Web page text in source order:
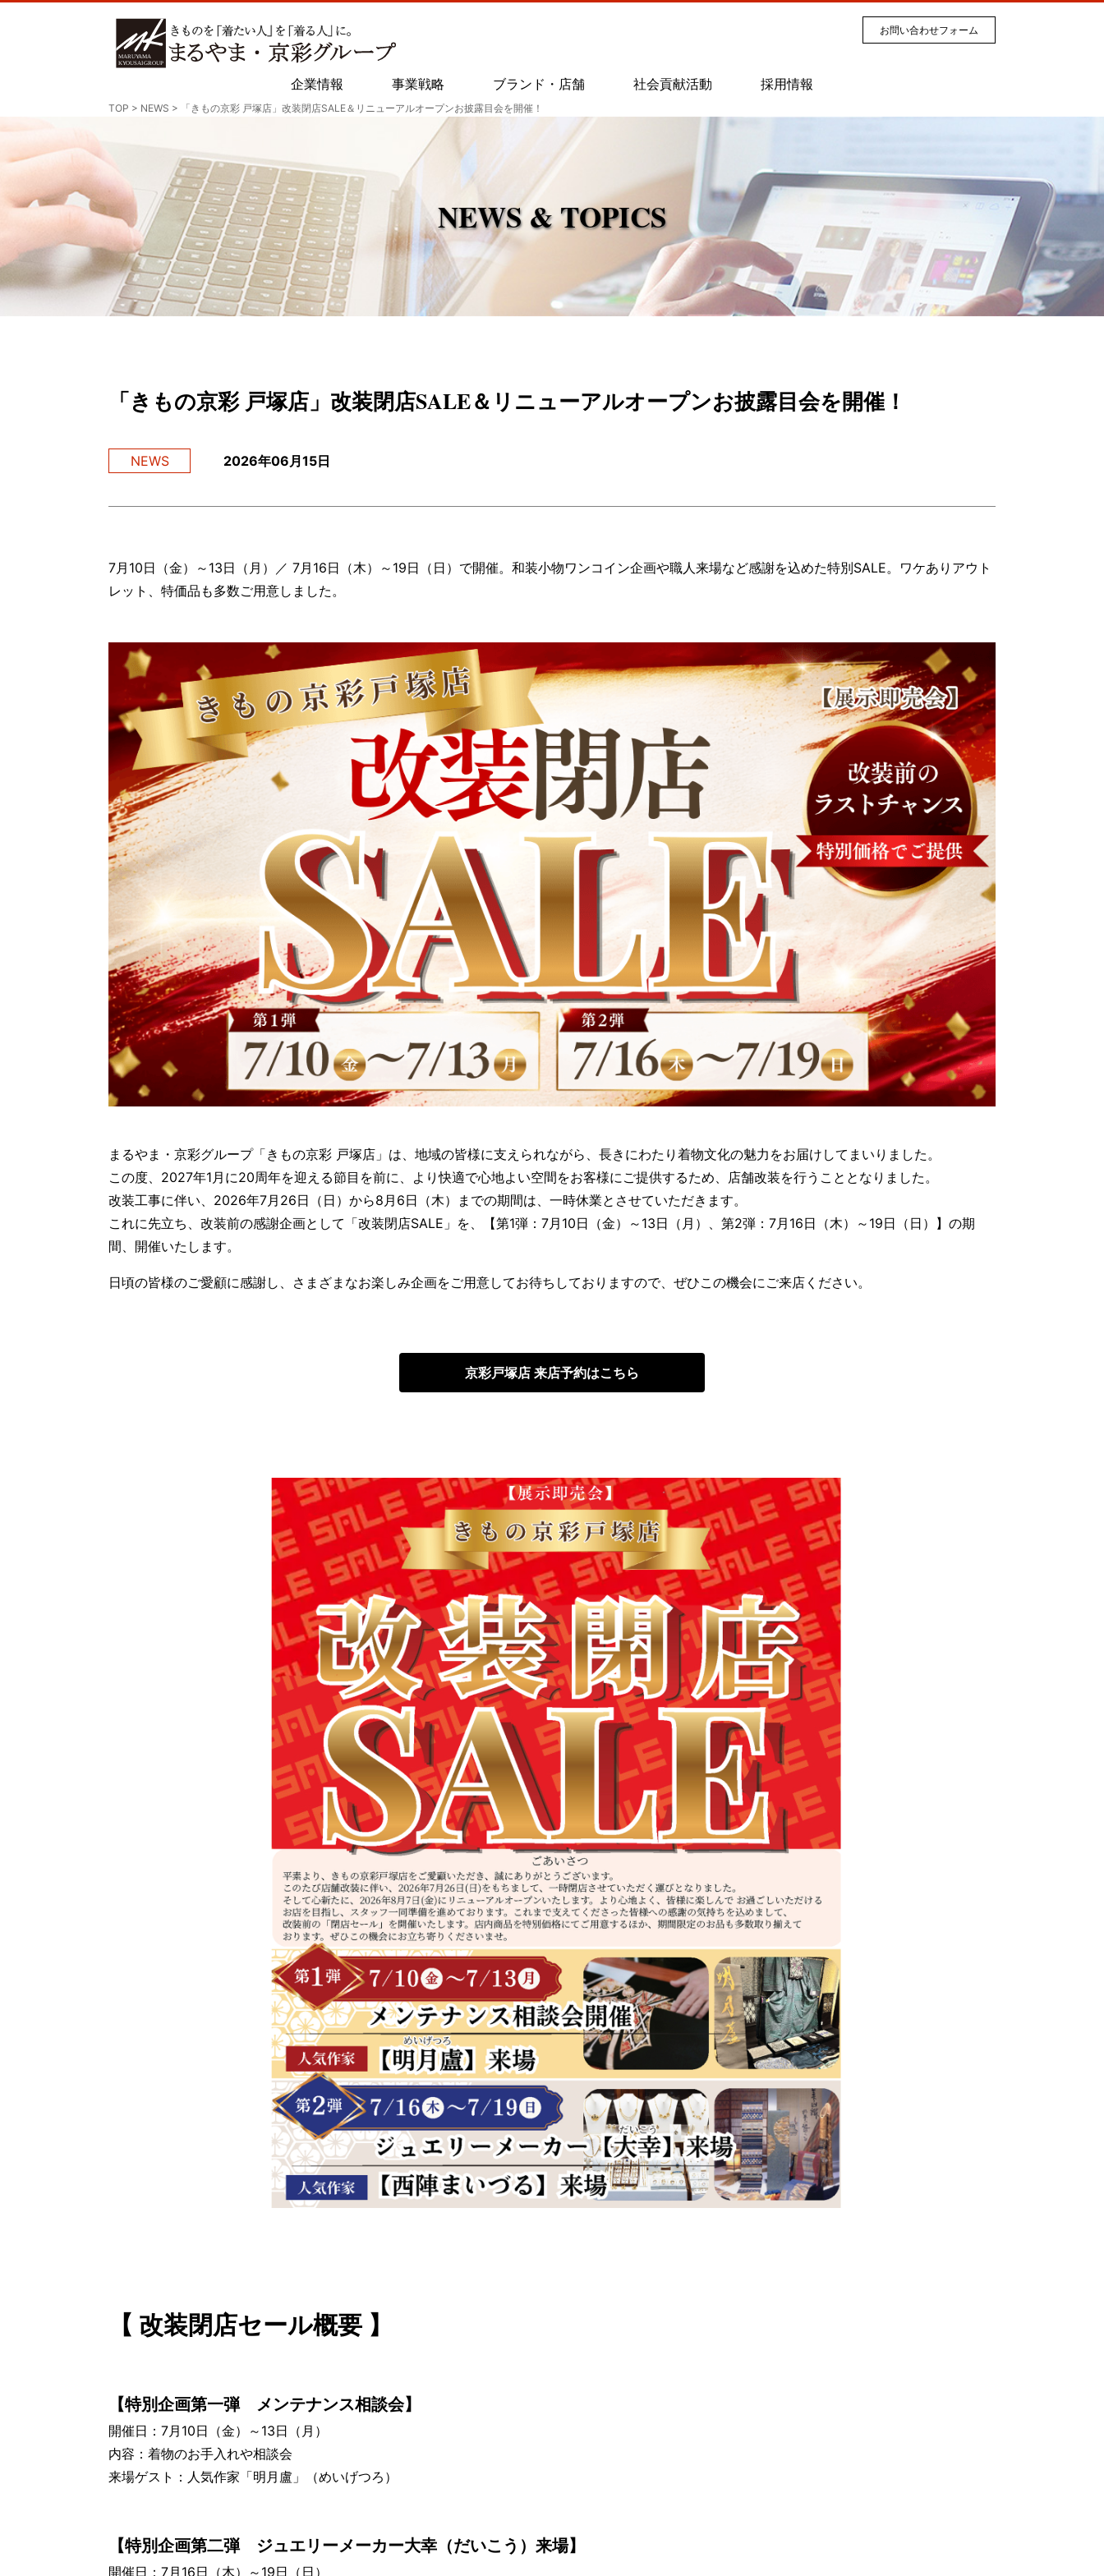
企業情報 事業戦略 ブランド・店舗 社会貢献活動 採用情報
お問い合わせフォーム
TOP > NEWS > 「きもの京彩 戸塚店」改装閉店SALE＆リニューアルオープンお披露目会を開催！
NEWS & TOPICS
「きもの京彩 戸塚店」改装閉店SALE＆リニューアルオープンお披露目会を開催！
NEWS 2026年06月15日
7月10日（金）～13日（月）／ 7月16日（木）～19日（日）で開催。和装小物ワンコイン企画や職人来場など感謝を込めた特別SALE。ワケありアウト
レット、特価品も多数ご用意しました。
まるやま・京彩グループ「きもの京彩 戸塚店」は、地域の皆様に支えられながら、長きにわたり着物文化の魅力をお届けしてまいりました。
この度、2027年1月に20周年を迎える節目を前に、より快適で心地よい空間をお客様にご提供するため、店舗改装を行うこととなりました。
改装工事に伴い、2026年7月26日（日）から8月6日（木）までの期間は、一時休業とさせていただきます。
これに先立ち、改装前の感謝企画として「改装閉店SALE」を、【第1弾：7月10日（金）～13日（月）、第2弾：7月16日（木）～19日（日）】の期
間、開催いたします。
日頃の皆様のご愛顧に感謝し、さまざまなお楽しみ企画をご用意してお待ちしておりますので、ぜひこの機会にご来店ください。
京彩戸塚店 来店予約はこちら
【 改装閉店セール概要 】
【特別企画第一弾 メンテナンス相談会】
開催日：7月10日（金）～13日（月）
内容：着物のお手入れや相談会
来場ゲスト：人気作家「明月盧」（めいげつろ）
【特別企画第二弾 ジュエリーメーカー大幸（だいこう）来場】
開催日：7月16日（木）～19日（日）